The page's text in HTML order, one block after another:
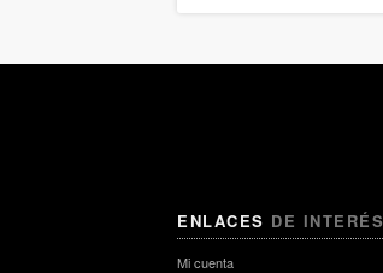
ENLACES DE INTERÉS
Mi cuenta